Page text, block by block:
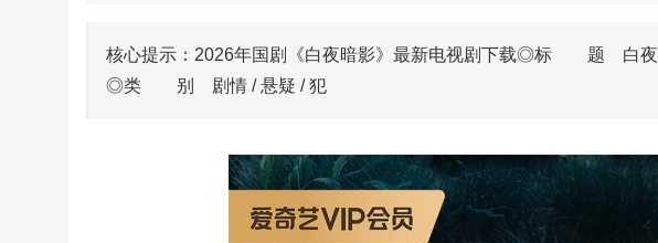
核心提示：2026年国剧《白夜暗影》最新电视剧下载◎标
◎类 别 剧情 / 悬疑 / 犯